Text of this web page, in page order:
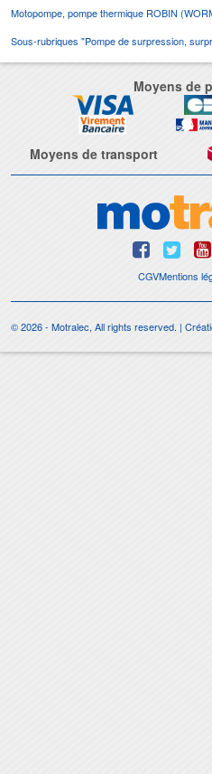
Motopompe, pompe thermique ROBIN
Sous-rubriques "Pompe de surpression,
Moyens de
Moyens de transport
CGVMentions
© 2026 - Motralec, All rights reserved. |